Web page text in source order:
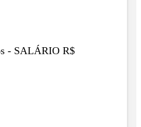
- SALÁRIO R$